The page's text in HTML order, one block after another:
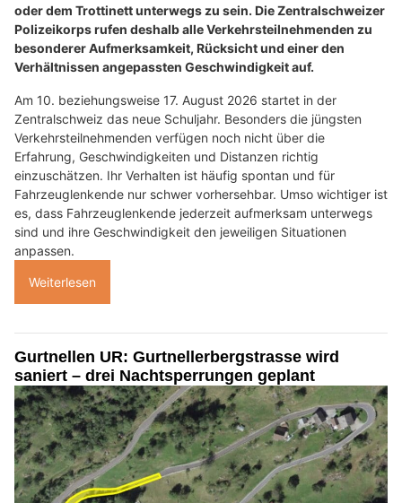
oder dem Trottinett unterwegs zu sein. Die Zentralschweizer
Polizeikorps rufen deshalb alle Verkehrsteilnehmenden zu
besonderer Aufmerksamkeit, Rücksicht und einer den
Verhältnissen angepassten Geschwindigkeit auf.
Am 10. beziehungsweise 17. August 2026 startet in der
Zentralschweiz das neue Schuljahr. Besonders die jüngsten
Verkehrsteilnehmenden verfügen noch nicht über die
Erfahrung, Geschwindigkeiten und Distanzen richtig
einzuschätzen. Ihr Verhalten ist häufig spontan und für
Fahrzeuglenkende nur schwer vorhersehbar. Umso wichtiger ist
es, dass Fahrzeuglenkende jederzeit aufmerksam unterwegs
sind und ihre Geschwindigkeit den jeweiligen Situationen
anpassen.
Weiterlesen
Gurtnellen UR: Gurtnellerbergstrasse wird
saniert – drei Nachtsperrungen geplant